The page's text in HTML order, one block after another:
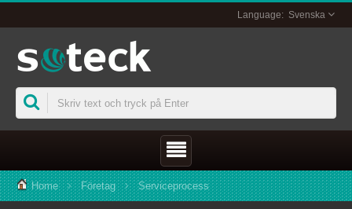
Svenska
Home Företag Serviceprocess